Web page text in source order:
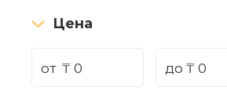
Цена
от ₸ до ₸